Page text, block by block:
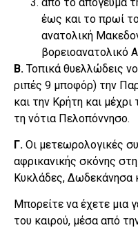
έως και το πρωί
ανατολική
βορειοανατολικό
Β. Τοπικά θυελλώδεις
ριπές 9 μποφόρ) την
και την Κρήτη και μέχρι
τη νότια Πελοπόννησο.
Γ. Οι μετεωρολογικές
αφρικανικής σκόνης
Κυκλάδες, Δωδεκάνησα
Μπορείτε να έχετε μια
του καιρού, μέσα από